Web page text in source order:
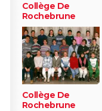
Collège De
Rochebrune
Collège De
Rochebrune